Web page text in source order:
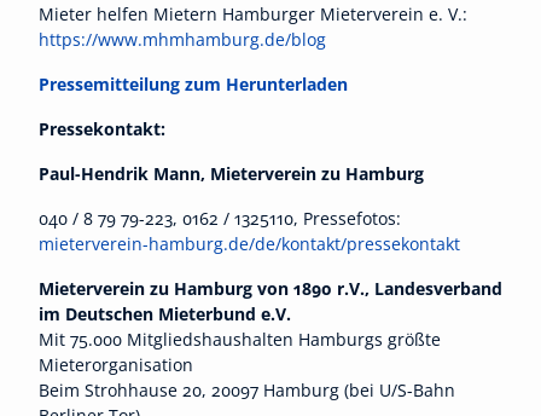
Mieter helfen Mietern Hamburger Mieterverein e. V.:
https://www.mhmhamburg.de/blog
Pressemitteilung zum Herunterladen
Pressekontakt:
Paul-Hendrik Mann, Mieterverein zu Hamburg
040 / 8 79 79-223, 0162 / 1325110, Pressefotos:
mieterverein-hamburg.de/de/kontakt/pressekontakt
Mieterverein zu Hamburg von 1890 r.V., Landesverband
im Deutschen Mieterbund e.V.
Mit 75.000 Mitgliedshaushalten Hamburgs größte
Mieterorganisation
Beim Strohhause 20, 20097 Hamburg (bei U/S-Bahn